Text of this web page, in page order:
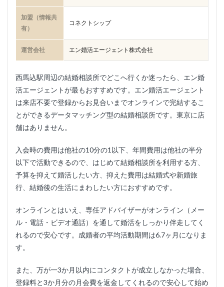
加盟（情報共
有）
コネクトシップ
運営会社 エン婚活エージェント株式会社
西馬込駅周辺の結婚相談所でどこへ行くか迷ったら、エン婚
活エージェントが最もおすすめです。エン婚活エージェント
は来店不要で登録からお見合いまでオンラインで完結するこ
とができるデータマッチング型の結婚相談所です。東京に店
舗はありません。
入会時の費用は他社の10分の1以下、年間費用は他社の半分
以下で活動できるので、はじめて結婚相談所を利用する方、
予算を抑えて婚活したい方、抑えた費用は結婚式や新婚旅
行、結婚後の生活にまわしたい方におすすめです。
オンラインとはいえ、専任アドバイザーがオンライン（メー
ル・電話・ビデオ通話）を通して婚活をしっかり伴走してく
れるので安心です。成婚者の平均活動期間は6.7ヶ月になりま
す。
また、万が一3か月以内にコンタクトが成立しなかった場合、
登録料と3か月分の月会費を返金してくれるので安心して始め